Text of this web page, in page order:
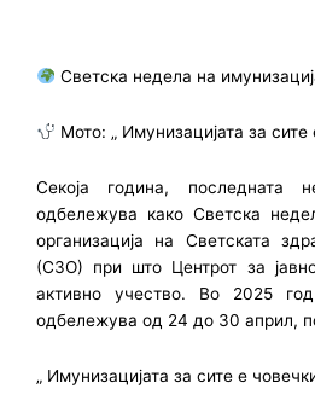
Светска недела на
Мото: „ Имунизацијата за
Секоја година,
одбележува како Светска
организација на Светската
(СЗО) при што Центрот за
активно учество. Во 2025
одбележува од 24 до 30 април,
„ Имунизацијата за сите е